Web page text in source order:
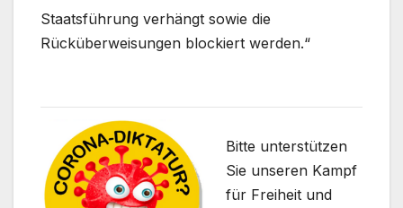
Staatsführung verhängt sowie die
Rücküberweisungen blockiert werden.“
Bitte unterstützen
Sie unseren Kampf
für Freiheit und